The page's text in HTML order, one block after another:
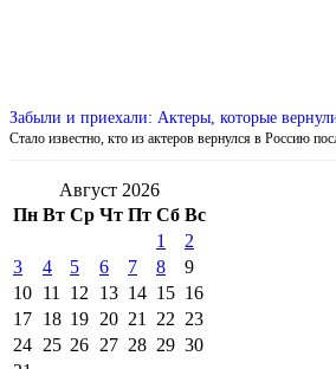
Забыли и приехали: Актеры, которые
Стало известно, кто из актеров вернулся в Россию
Август 2026
Пн Вт Ср Чт Пт Сб Вс
1
2
3
4 5 6 7 8
9
10 11 12 13 14 15 16
17 18 19 20 21 22 23
24 25 26 27 28 29 30